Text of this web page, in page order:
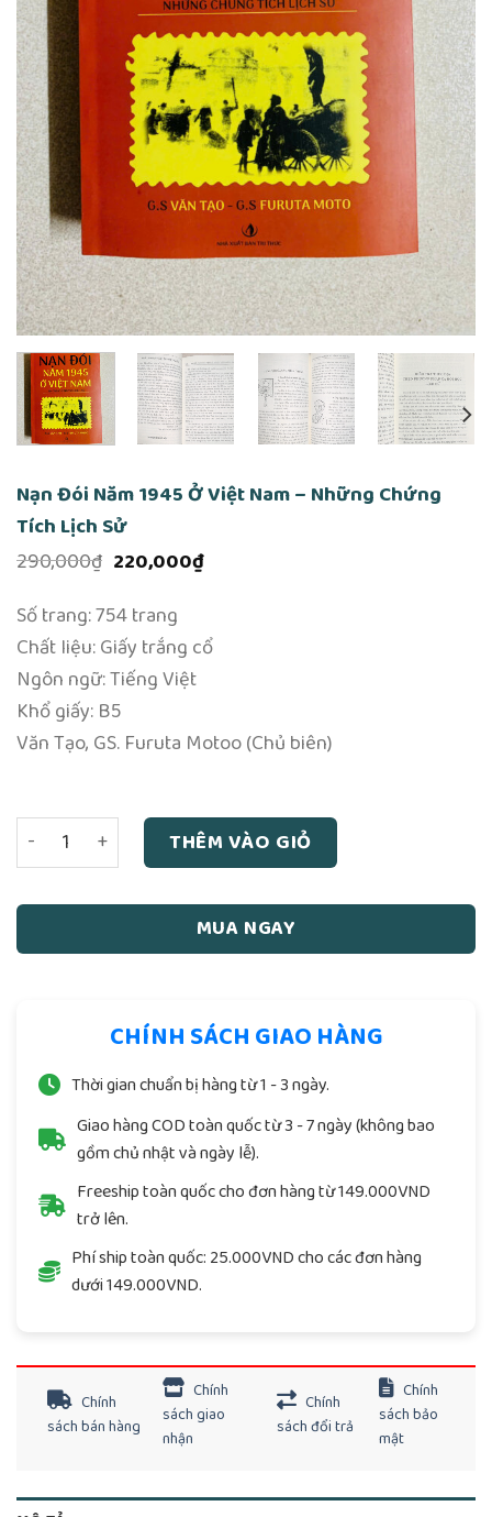
Nạn Đói Năm 1945 Ở Việt Nam – Những Chứng
Tích Lịch Sử
290,000₫ Giá
là:
290,000₫.
220,000₫Giá
220,000₫.
Số trang: 754 trang
Chất liệu: Giấy trắng cổ
Ngôn ngữ: Tiếng Việt
Khổ giấy: B5
Văn Tạo, GS. Furuta Motoo (Chủ biên)
Nạn Đói Năm 1945 Ở Việt Nam - Những Chứng Tích Lịch
THÊM VÀO GIỎ
MUA NGAY
CHÍNH SÁCH GIAO HÀNG
Thời gian chuẩn bị hàng từ 1 - 3 ngày.
Giao hàng COD toàn quốc từ 3 - 7 ngày (không bao
gồm chủ nhật và ngày lễ).
Freeship toàn quốc cho đơn hàng từ 149.000VND
trở lên.
Phí ship toàn quốc: 25.000VND cho các đơn hàng
dưới 149.000VND.
Chính
sách bán hàng
Chính
sách giao
nhận
Chính
sách đổi trả
Chính
sách bảo
mật